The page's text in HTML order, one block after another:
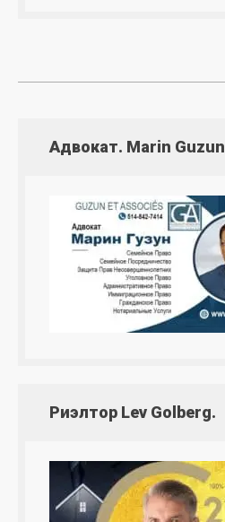
Адвокат. Marin Guzun
Риэлтор Lev Golberg.